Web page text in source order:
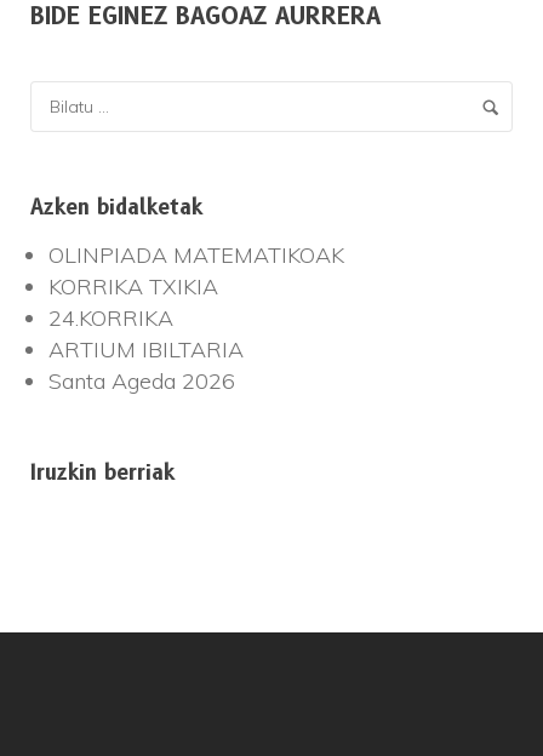
BIDE EGINEZ BAGOAZ AURRERA
Azken bidalketak
OLINPIADA MATEMATIKOAK
KORRIKA TXIKIA
24.KORRIKA
ARTIUM IBILTARIA
Santa Ageda 2026
Iruzkin berriak